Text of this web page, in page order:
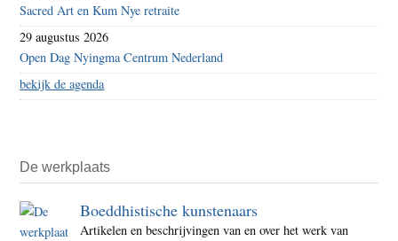
Sacred Art en Kum Nye retraite
29 augustus 2026
Open Dag Nyingma Centrum Nederland
bekijk de agenda
De werkplaats
Boeddhistische kunstenaars
Artikelen en beschrijvingen van en over het werk van